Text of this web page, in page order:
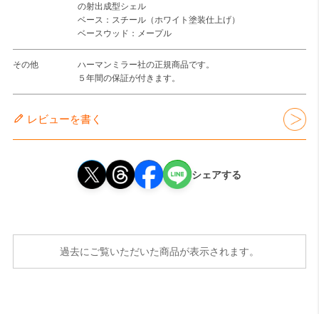
の射出成型シェル
ベース：スチール（ホワイト塗装仕上げ）
ベースウッド：メープル
その他
ハーマンミラー社の正規商品です。
５年間の保証が付きます。
レビューを書く
シェアする
過去にご覧いただいた商品が表示されます。